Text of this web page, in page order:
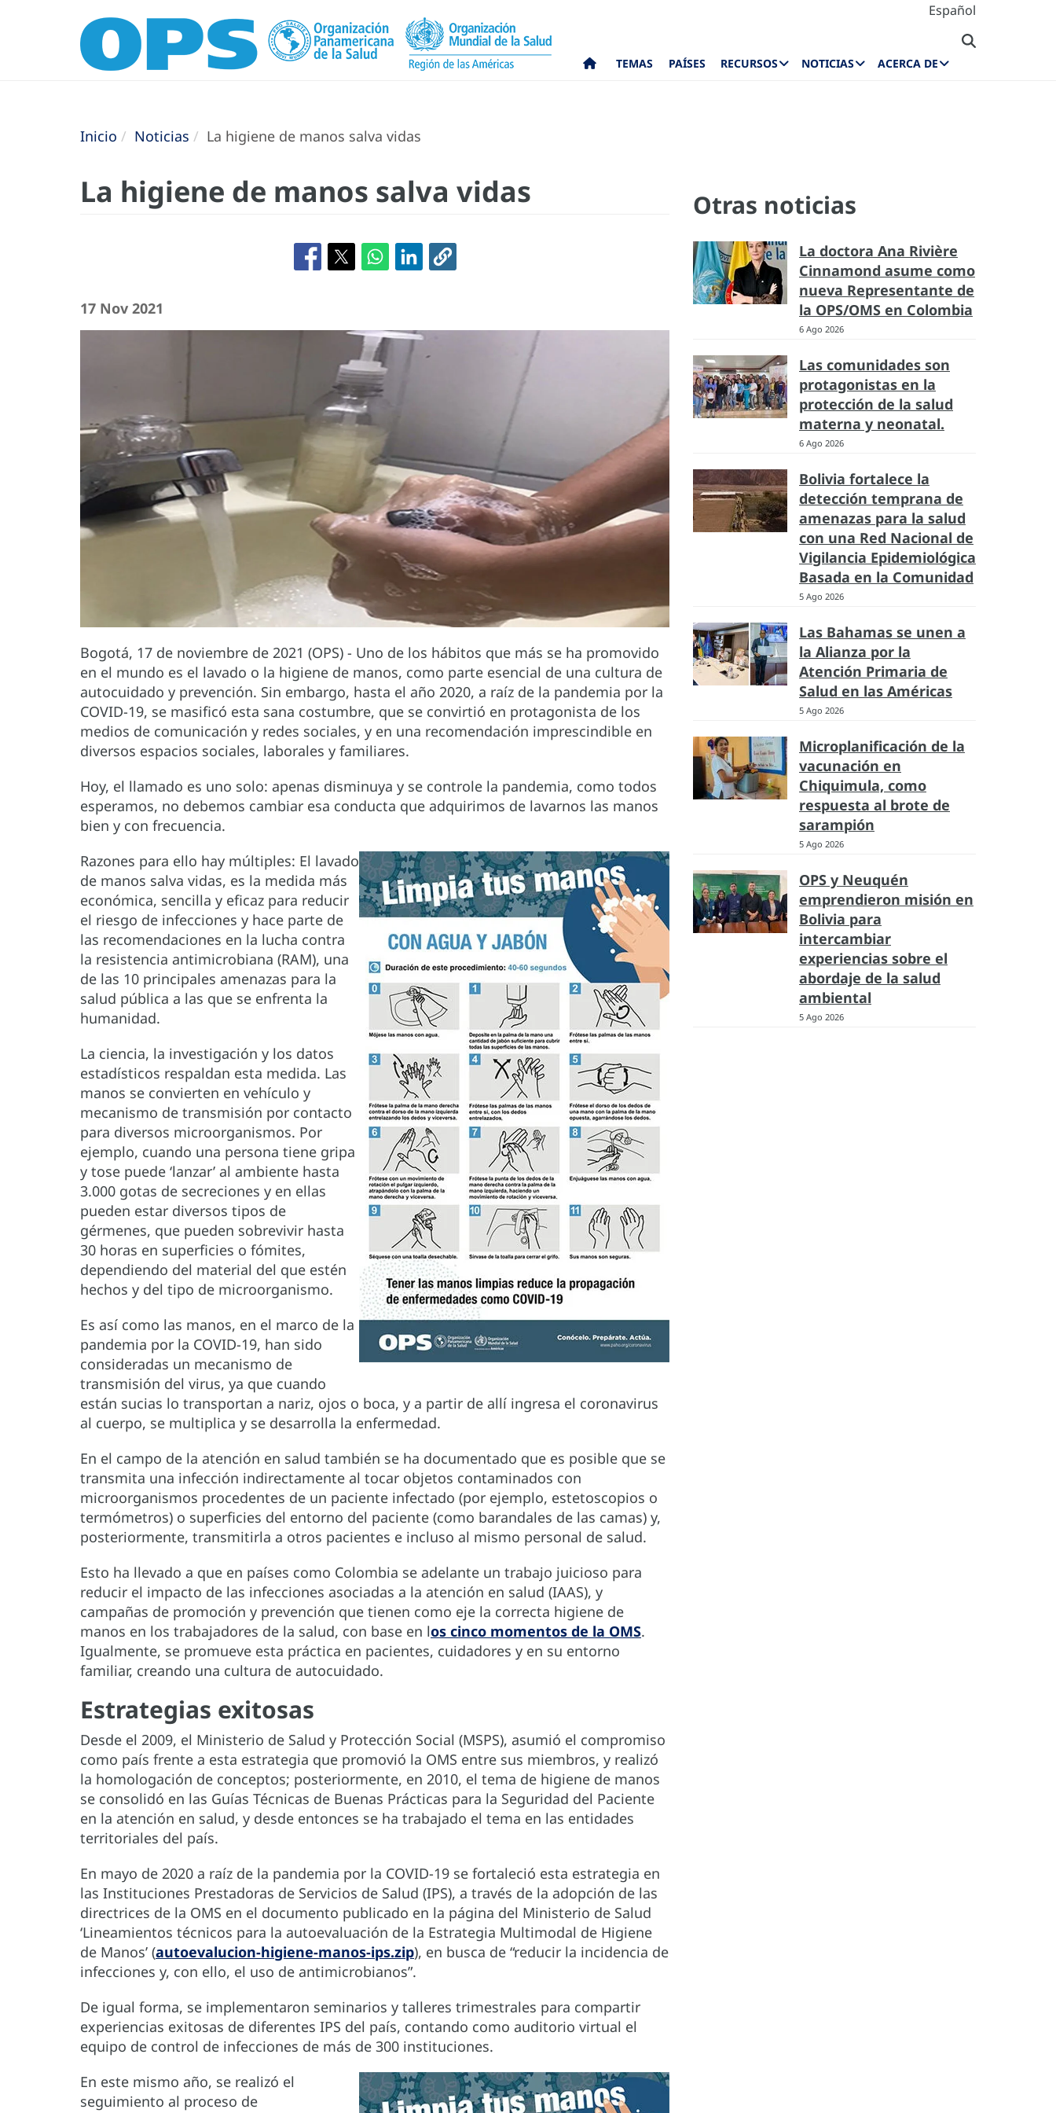
Español
TEMAS PAÍSES RECURSOS NOTICIAS ACERCA DE
Inicio Noticias La higiene de manos salva vidas
La higiene de manos salva vidas
17 Nov 2021
Bogotá, 17 de noviembre de 2021 (OPS) - Uno de los hábitos que más se ha promovido
en el mundo es el lavado o la higiene de manos, como parte esencial de una cultura de
autocuidado y prevención. Sin embargo, hasta el año 2020, a raíz de la pandemia por la
COVID-19, se masificó esta sana costumbre, que se convirtió en protagonista de los
medios de comunicación y redes sociales, y en una recomendación imprescindible en
diversos espacios sociales, laborales y familiares.
Hoy, el llamado es uno solo: apenas disminuya y se controle la pandemia, como todos
esperamos, no debemos cambiar esa conducta que adquirimos de lavarnos las manos
bien y con frecuencia.
Razones para ello hay múltiples: El lavado
de manos salva vidas, es la medida más
económica, sencilla y eficaz para reducir
el riesgo de infecciones y hace parte de
las recomendaciones en la lucha contra
la resistencia antimicrobiana (RAM), una
de las 10 principales amenazas para la
salud pública a las que se enfrenta la
humanidad.
La ciencia, la investigación y los datos
estadísticos respaldan esta medida. Las
manos se convierten en vehículo y
mecanismo de transmisión por contacto
para diversos microorganismos. Por
ejemplo, cuando una persona tiene gripa
y tose puede ‘lanzar’ al ambiente hasta
3.000 gotas de secreciones y en ellas
pueden estar diversos tipos de
gérmenes, que pueden sobrevivir hasta
30 horas en superficies o fómites,
dependiendo del material del que estén
hechos y del tipo de microorganismo.
Es así como las manos, en el marco de la
pandemia por la COVID-19, han sido
consideradas un mecanismo de
transmisión del virus, ya que cuando
están sucias lo transportan a nariz, ojos o boca, y a partir de allí ingresa el coronavirus
al cuerpo, se multiplica y se desarrolla la enfermedad.
En el campo de la atención en salud también se ha documentado que es posible que se
transmita una infección indirectamente al tocar objetos contaminados con
microorganismos procedentes de un paciente infectado (por ejemplo, estetoscopios o
termómetros) o superficies del entorno del paciente (como barandales de las camas) y,
posteriormente, transmitirla a otros pacientes e incluso al mismo personal de salud.
Esto ha llevado a que en países como Colombia se adelante un trabajo juicioso para
reducir el impacto de las infecciones asociadas a la atención en salud (IAAS), y
campañas de promoción y prevención que tienen como eje la correcta higiene de
manos en los trabajadores de la salud, con base en los cinco momentos de la OMS.
Igualmente, se promueve esta práctica en pacientes, cuidadores y en su entorno
familiar, creando una cultura de autocuidado.
Estrategias exitosas
Desde el 2009, el Ministerio de Salud y Protección Social (MSPS), asumió el compromiso
como país frente a esta estrategia que promovió la OMS entre sus miembros, y realizó
la homologación de conceptos; posteriormente, en 2010, el tema de higiene de manos
se consolidó en las Guías Técnicas de Buenas Prácticas para la Seguridad del Paciente
en la atención en salud, y desde entonces se ha trabajado el tema en las entidades
territoriales del país.
En mayo de 2020 a raíz de la pandemia por la COVID-19 se fortaleció esta estrategia en
las Instituciones Prestadoras de Servicios de Salud (IPS), a través de la adopción de las
directrices de la OMS en el documento publicado en la página del Ministerio de Salud
‘Lineamientos técnicos para la autoevaluación de la Estrategia Multimodal de Higiene
de Manos’ (autoevalucion-higiene-manos-ips.zip), en busca de “reducir la incidencia de
infecciones y, con ello, el uso de antimicrobianos”.
De igual forma, se implementaron seminarios y talleres trimestrales para compartir
experiencias exitosas de diferentes IPS del país, contando como auditorio virtual el
equipo de control de infecciones de más de 300 instituciones.
En este mismo año, se realizó el
seguimiento al proceso de
Otras noticias
La doctora Ana Rivière
Cinnamond asume como
nueva Representante de
la OPS/OMS en Colombia
6 Ago 2026
Las comunidades son
protagonistas en la
protección de la salud
materna y neonatal.
6 Ago 2026
Bolivia fortalece la
detección temprana de
amenazas para la salud
con una Red Nacional de
Vigilancia Epidemiológica
Basada en la Comunidad
5 Ago 2026
Las Bahamas se unen a
la Alianza por la
Atención Primaria de
Salud en las Américas
5 Ago 2026
Microplanificación de la
vacunación en
Chiquimula, como
respuesta al brote de
sarampión
5 Ago 2026
OPS y Neuquén
emprendieron misión en
Bolivia para
intercambiar
experiencias sobre el
abordaje de la salud
ambiental
5 Ago 2026